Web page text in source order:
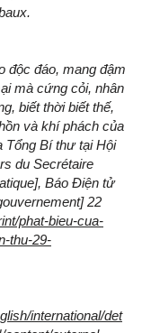
độc đáo, mang đậm
mà cứng cỏi, nhân
biết thời biết thế,
và khí phách của
Tổng Bí thư tại Hội
du Secrétaire
Báo Điện tử
22
phat-bieu-cua-
thu-29-
international/det